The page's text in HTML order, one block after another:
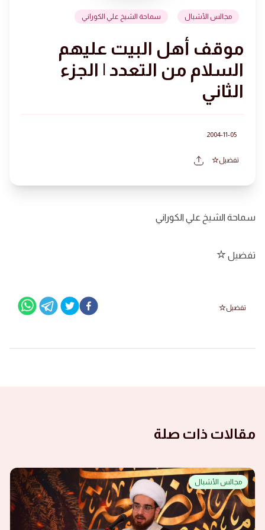
مجالس الأشبال سماحة الشيخ علي الكوراني
موقف أهل البيت عليهم
السلام من التعدد | الجزء
الثاني
2004-11-05
تفضيل
سماحة الشيخ علي الكوراني
تفضيل
تفضيل
مقالات ذات صلة
مجالس الأشبال